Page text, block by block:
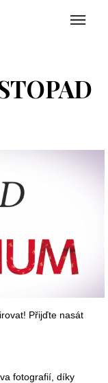
Přijďte nasát
fotografií, díky